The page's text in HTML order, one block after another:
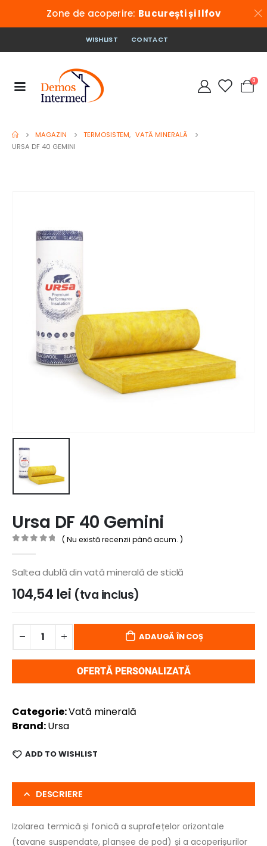
Zone de acoperire: București și Ilfov
WISHLIST CONTACT
0
MAGAZIN TERMOSISTEM, VATĂ MINERALĂ
URSA DF 40 GEMINI
Ursa DF 40 Gemini
( Nu există recenzii până acum. )
Saltea dublă din vată minerală de sticlă
104,54 lei (tva inclus)
ADAUGĂ ÎN COȘ
OFERTĂ PERSONALIZATĂ
Categorie:Vată minerală
Brand:Ursa
ADD TO WISHLIST
DESCRIERE
Izolarea termică și fonică a suprafețelor orizontale
(tavane suspendate, planșee de pod) și a acoperișurilor